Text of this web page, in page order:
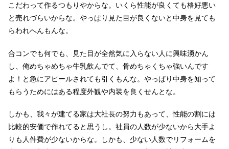
こだわって作るつもりやからな。いくら性能が良くても格好悪い
と売れづらいからな。やっぱり見た目が良くないと中身を見ても
らわれへんもんな。
合コンでも何でも、見た目が全然気に入らない人に興味湧かん
し、俺めちゃめちゃ牛乳飲んでて、骨めちゃくちゃ強いんです
よ！と急にアピールされても引くもんな。やっぱり中身を知って
もらうためにはある程度外観や内装を良くせんとな。
しかも、我々が建てる家は大社長の努力もあって、性能の割には
比較的安価で作れてると思うし。社員の人数が少ないから大手よ
りも人件費が少ないからな。しかも、少ない人数でリフォームを